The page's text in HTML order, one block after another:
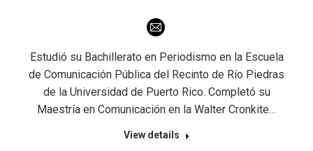
Estudió su Bachillerato en Periodismo en la Escuela
de Comunicación Pública del Recinto de Río Piedras
de la Universidad de Puerto Rico. Completó su
Maestría en Comunicación en la Walter Cronkite…
E-
mail
View details